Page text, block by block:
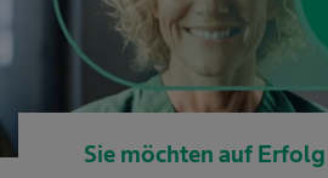
Sie möchten auf